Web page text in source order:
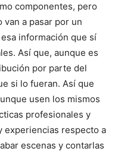
componentes, pero
a pasar por un
información que sí
Así que, aunque es
por parte del
si lo fueran. Así que
usen los mismos
profesionales y
experiencias respecto a
escenas y contarlas